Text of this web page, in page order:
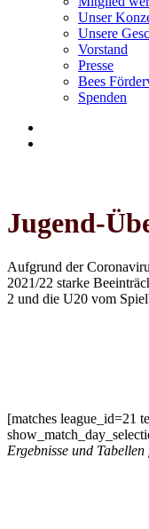
Unser
Unsere
Vorstand
Presse
Bees
Spenden
Jugend-
Aufgrund der
2021/22 starke
2 und die U20 vom
[matches league_id=21
Ergebnisse und Tabellen